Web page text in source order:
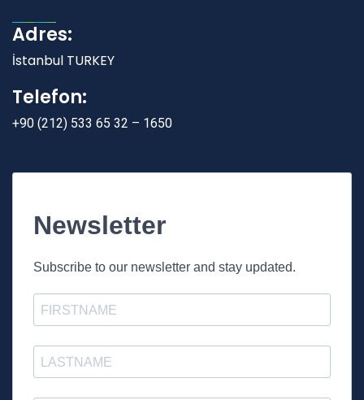
Adres:
İstanbul TURKEY
Telefon:
+90 (212) 533 65 32 – 1650
Newsletter
Subscribe to our newsletter and stay updated.